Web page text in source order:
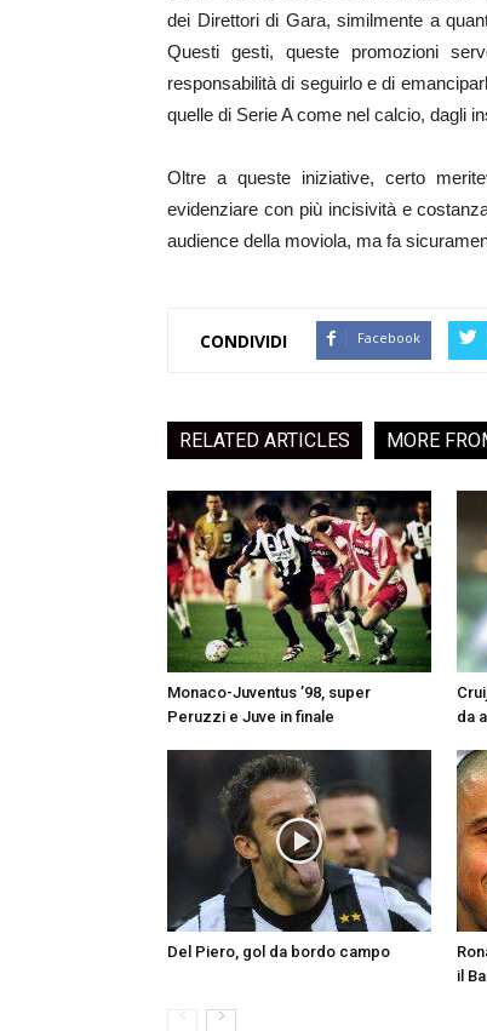
dei Direttori di Gara, similmente a
Questi gesti, queste promozioni
responsabilità di seguirlo e di
quelle di Serie A come nel calcio, dagli
Oltre a queste iniziative, certo
evidenziare con più incisività e
audience della moviola, ma fa
CONDIVIDI Facebook
RELATED ARTICLES MORE
Monaco-Juventus ’98, super
Peruzzi e Juve in finale
da
Del Piero, gol da bordo campo
il